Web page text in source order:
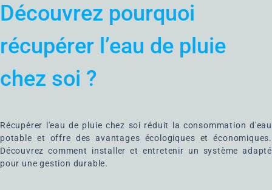
Découvrez pourquoi
récupérer l’eau de pluie
chez soi ?
Récupérer l'eau de pluie chez soi réduit la consommation d'eau
potable et offre des avantages écologiques et économiques.
Découvrez comment installer et entretenir un système adapté
pour une gestion durable.